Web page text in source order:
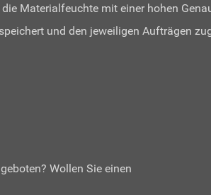
Materialfeuchte mit einer hohen
und den jeweiligen Aufträgen
Wollen Sie einen